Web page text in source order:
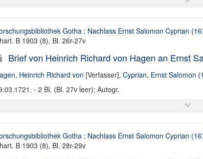
Gotha; Nachlass Ernst Salomon Cyprian
B 1903 (8), Bl. 26r-27v
Brief von Heinrich Richard von Hagen an Ernst
Heinrich Richard von [Verfasser], Cyprian, Ernst Salomon
- 2 Bl. (Bl. 27v leer); Autogr.
Gotha; Nachlass Ernst Salomon Cyprian
B 1903 (8), Bl. 28r-29v